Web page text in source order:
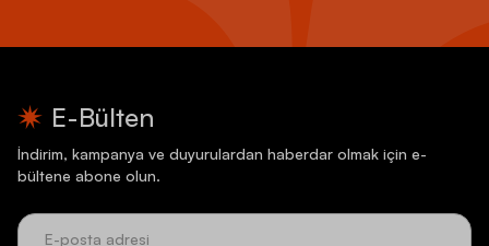
E-Bülten
İndirim, kampanya ve duyurulardan haberdar olmak için e-
bültene abone olun.